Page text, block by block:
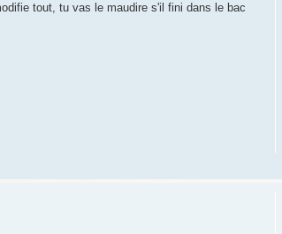
tout, tu vas le maudire s'il fini dans le bac